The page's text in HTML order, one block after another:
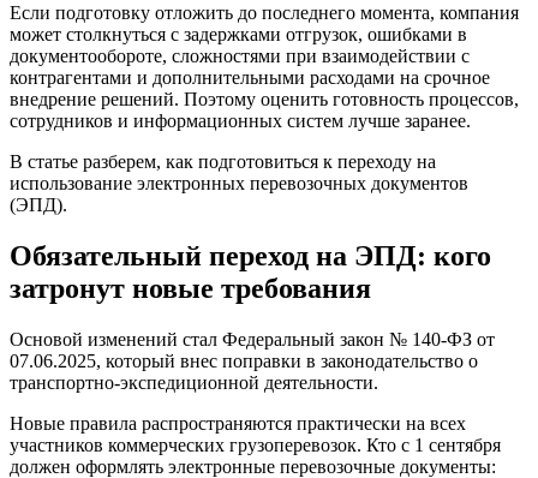
Если подготовку отложить до последнего момента, компания
может столкнуться с задержками отгрузок, ошибками в
документообороте, сложностями при взаимодействии с
контрагентами и дополнительными расходами на срочное
внедрение решений. Поэтому оценить готовность процессов,
сотрудников и информационных систем лучше заранее.
В статье разберем, как подготовиться к переходу на
использование электронных перевозочных документов
(ЭПД).
Обязательный переход на ЭПД: кого
затронут новые требования
Основой изменений стал Федеральный закон № 140-ФЗ от
07.06.2025, который внес поправки в законодательство о
транспортно-экспедиционной деятельности.
Новые правила распространяются практически на всех
участников коммерческих грузоперевозок. Кто с 1 сентября
должен оформлять электронные перевозочные документы: